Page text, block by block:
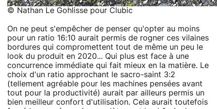
© Nathan Le Gohlisse pour Clubic
On ne peut s'empêcher de penser qu'opter au moins
pour un ratio 16:10 aurait permis de rogner ces vilaines
bordures qui compromettent tout de même un peu le
look du produit en 2020... Qui plus est face à une
concurrence immédiate qui fait mieux en la matière. Le
choix d'un ratio approchant le sacro-saint 3:2
(tellement agréable pour les machines pensées avant
tout pour la productivité) aurait par ailleurs permis un
bien meilleur confort d'utilisation. Cela aurait toutefois